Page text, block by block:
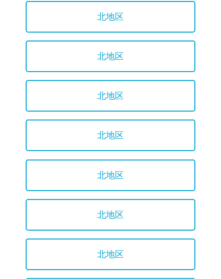
北地区
北地区
北地区
北地区
北地区
北地区
北地区